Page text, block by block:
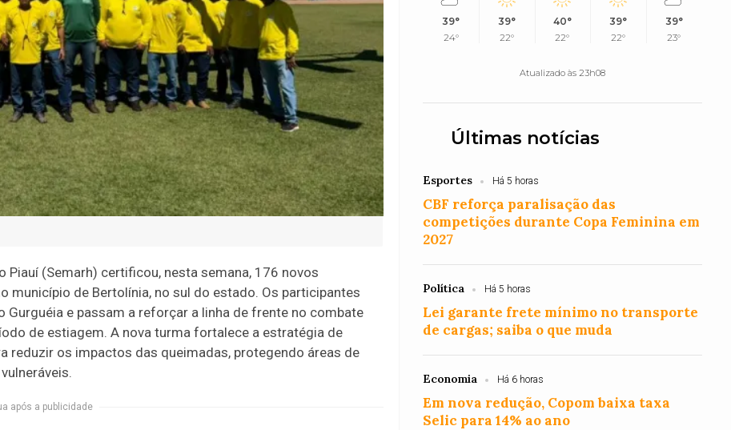
(Semarh) certificou, nesta semana, 176 novos
de Bertolínia, no sul do estado. Os participantes
e passam a reforçar a linha de frente no combate
de estiagem. A nova turma fortalece a estratégia de
reduzir os impactos das queimadas, protegendo áreas de
após a publicidade
39°
24°
39°
22°
40°
22°
39°
22°
39°
23°
Atualizado às 23h08
Últimas notícias
Esportes Há 5 horas
CBF reforça paralisação das
competições durante Copa Feminina em
2027
Política Há 5 horas
Lei garante frete mínimo no transporte
de cargas; saiba o que muda
Economia Há 6 horas
Em nova redução, Copom baixa taxa
Selic para 14% ao ano